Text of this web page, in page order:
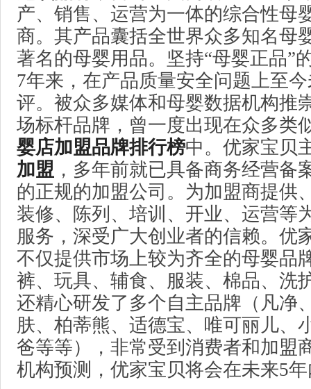
产、销售、运营为一体的综合性母
商。其产品囊括全世界众多知名母
著名的母婴用品。坚持“母婴正品”
7年来，在产品质量安全问题上至
评。被众多媒体和母婴数据机构推
场标杆品牌，曾一度出现在众多类
婴店加盟品牌排行榜中。优家宝贝
加盟 ，多年前就已具备商务经营备
的正规的加盟公司。为加盟商提供
装修、陈列、培训、开业、运营等
服务，深受广大创业者的信赖。优
不仅提供市场上较为齐全的母婴品
裤、玩具、辅食、服装、棉品、洗
还精心研发了多个自主品牌（凡净
肤、柏蒂熊、适德宝、唯可丽儿、
爸等等），非常受到消费者和加盟
机构预测，优家宝贝将会在未来5